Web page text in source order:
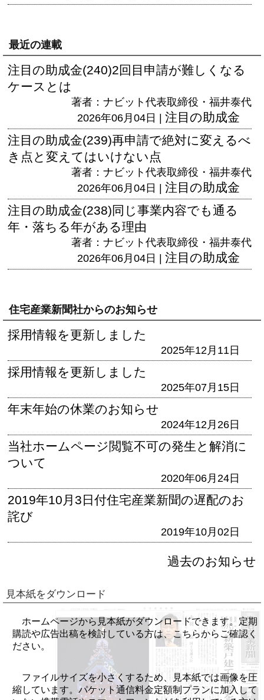
最近の連載
注目の助成金(240)2回目申請が難しくなる
ケースとは
著者：ナビット代表取締役・福井泰代
2026年06月04日 | 注目の助成金
注目の助成金(239)再申請で絶対に変えるべ
き点と変えてはいけない点
著者：ナビット代表取締役・福井泰代
2026年06月04日 | 注目の助成金
注目の助成金(238)同じ事業内容でも通る
年・落ちる年がある理由
著者：ナビット代表取締役・福井泰代
2026年06月04日 | 注目の助成金
住宅産業新聞社からのお知らせ
採用情報を更新しました
2025年12月11日
採用情報を更新しました
2025年07月15日
年末年始の休業のお知らせ
2024年12月26日
当社ホームページ閲覧不可の発生と解消に
ついて
2020年06月24日
2019年10月3日付住宅産業新聞の遅配のお
詫び
2019年10月02日
過去のお知らせ
見本紙をダウンロード
ホームページから見本紙がダウンロードできます。定期
購読や広告出稿を検討している方は、こちらからご確認く
ださい。
ファイルサイズを小さくするため、見本紙では画像を圧
縮しています。パケット通信料金定額制プランに加入して